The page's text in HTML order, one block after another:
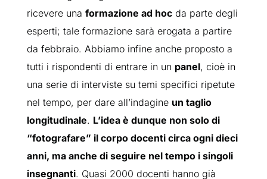
ricevere una formazione ad hocda parte degli
esperti; tale formazione sarà erogata a partire
da febbraio. Abbiamo infine anche proposto a
tutti i rispondenti di entrare in un panel, cioè in
una serie di interviste su temi specifici ripetute
nel tempo, per dare all’indagine un taglio
longitudinale. L’idea è dunque non solo di
“fotografare” il corpo docenti circa ogni dieci
anni, ma anche di seguire nel tempo i singoli
insegnanti. Quasi 2000 docenti hanno già